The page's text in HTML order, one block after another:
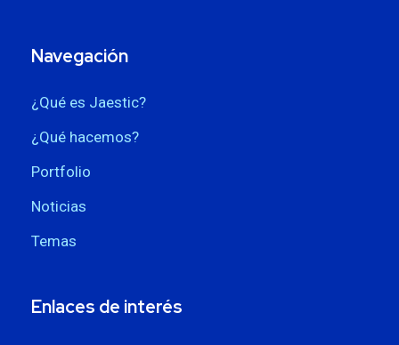
Navegación
¿Qué es Jaestic?
¿Qué hacemos?
Portfolio
Noticias
Temas
Enlaces de interés